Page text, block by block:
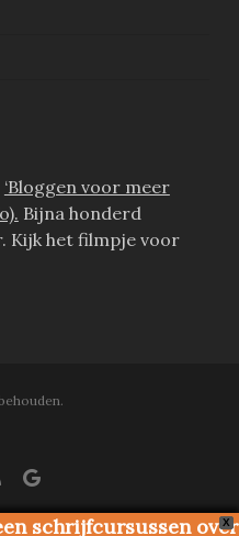
‘Bloggen voor meer
Bijna honderd
Kijk het filmpje voor
google-
X
schrijfcursussen over